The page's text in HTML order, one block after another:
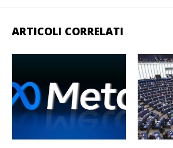
ARTICOLI CORRELATI